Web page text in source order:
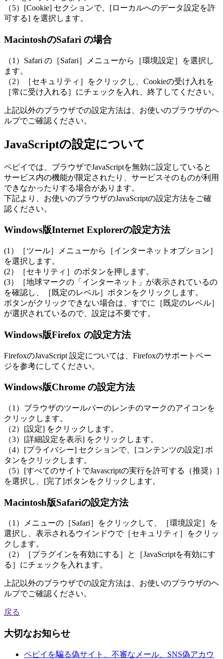
（5）[Cookie] セクションで、[ローカルへのデータ設定を許
可する] を選択します。
MacintoshのSafari の場合
（1）Safari の［Safari］メニューから［環境設定］を選択し
ます。
（2）［セキュリティ］をクリックし、Cookieの受け入れを
［常に受け入れる］にチェックを入れ、終了してください。
上記以外のブラウザでの設定方法は、お使いのブラウザのヘ
ルプでご確認ください。
JavaScriptの設定について
ペピイでは、ブラウザでJavaScriptを無効に設定していると
サービス内の機能が限定されたり、サービスそのものが利用
できなかったりする場合があります。
下記より、お使いのブラウザのJavaScriptの設定方法をご確
認ください。
Windows版Internet Explorerの設定方法
(1）［ツール］メニューから［インターネットオプション］
を選択します。
(2）［セキリティ］のボタンを押します。
(3）［地球マークの「インターネット」が表示されているの
を確認し、［既定のレベル］ボタンをクリックします。
ボタンがクリックできない場合は、すでに［既定のレベル］
が選択されているので、設定は不要です。
Windows版Firefox の設定方法
FirefoxのJavaScript 設定については、Firefoxのサポートペー
ジを参考にしてください。
Windows版Chrome の設定方法
（1）ブラウザのツールバーのレンチのマークのアイコンを
クリックします。
（2）[設定] をクリックします。
（3）[詳細設定を表示] をクリックします。
（4）[プライバシー] セクションで、[コンテンツの設定] ボ
タンをクリックします。
（5）[すべてのサイトでJavascriptの実行を許可する（推奨）]
を選択し、[完了]ボタンをクリックします。
Macintosh版Safariの設定方法
（1）メニューの［Safari］をクリックして、［環境設定］を
選択し、表示されるウインドウで［セキュリティ］をクリッ
クします。
（2）［プラグインを有効にする］と［JavaScriptを有効にす
る］にチェックを入れます。
上記以外のブラウザでの設定方法は、お使いのブラウザのヘ
ルプでご確認ください。
戻る
大切なお知らせ
ペピイを騙る偽サイト、不審なメール、SNS偽アカウ